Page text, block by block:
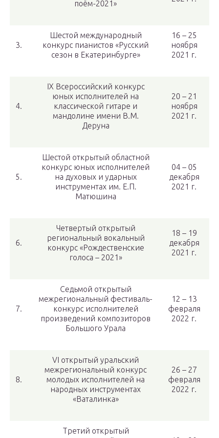
поём-2021»
3.
Шестой международный
конкурс пианистов «Русский
сезон в Екатеринбурге»
16 – 25
ноября
2021 г.
4.
IX Всероссийский конкурс
юных исполнителей на
классической гитаре и
мандолине имени В.М.
Деруна
20 – 21
ноября
2021 г.
5.
Шестой открытый областной
конкурс юных исполнителей
на духовых и ударных
инструментах им. Е.П.
Матюшина
04 – 05
декабря
2021 г.
6.
Четвертый открытый
региональный вокальный
конкурс «Рождественские
голоса – 2021»
18 – 19
декабря
2021 г.
7.
Седьмой открытый
межрегиональный фестиваль-
конкурс исполнителей
произведений композиторов
Большого Урала
12 – 13
февраля
2022 г.
8.
VI открытый уральский
межрегиональный конкурс
молодых исполнителей на
народных инструментах
«Ваталинка»
26 – 27
февраля
2022 г.
Третий открытый